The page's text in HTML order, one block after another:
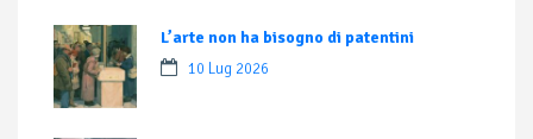
L’arte non ha bisogno di patentini
10 Lug 2026